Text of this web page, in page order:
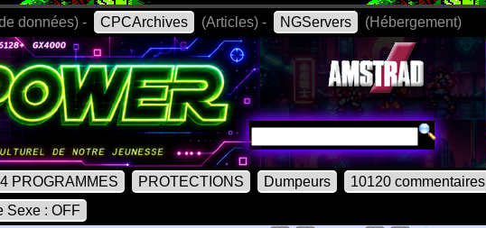
données) - CPCArchives (Articles) - NGServers (Hébergement)
PROGRAMMES PROTECTIONS Dumpeurs 10120 commentaires
Sexe : OFF